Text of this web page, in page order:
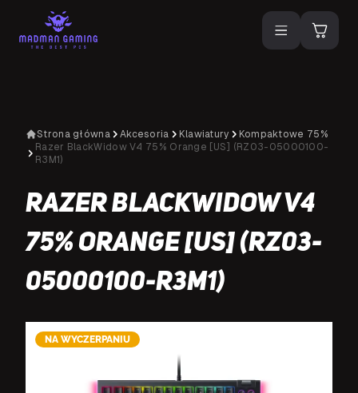
Strona główna Akcesoria Klawiatury
Kompaktowe 75%
Razer BlackWidow V4 75% Orange [US] (RZ03-05000100-
R3M1)
Razer BlackWidow V4
75% Orange [US] (RZ03-
05000100-R3M1)
NA WYCZERPANIU